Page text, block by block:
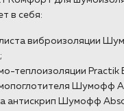
в себя:
виброизоляции
теплоизоляции Practik
Шумофф
антискрип Шумофф